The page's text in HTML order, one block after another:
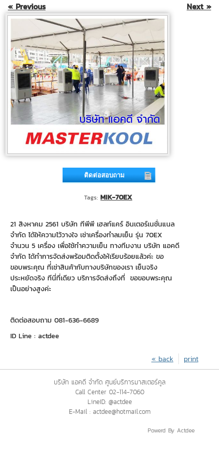
« Previous Next »
Tags: MIK-70EX
21 สิงหาคม 2561 บริษัท ทีพีพี เฮลท์แคร์ อินเตอร์เนชั่นแนล
จำกัด ได้ให้ความไว้วางใจ เช่าเครื่องทำลมเย็น รุ่น 70EX
จำนวน 5 เครื่อง เพื่อใช้ทำความเย็น ทางทีมงาน บริษัท แอคดี
จำกัด ได้ทำการจัดส่งพร้อมติดตั้งให้เรียบร้อยแล้วค่ะ ขอ
ขอบพระคุณ ที่่เช่าสินค้ากับทางบริษัทของเรา เย็นจริง
ประหยัดจริง ทีนี่ที่เดียว บริการจัดส่งถึงที่ ขอขอบพระคุณ
เป็นอย่างสูงค่ะ
ติดต่อสอบถาม 081-636-6689
ID Line : actdee
print
« back
บริษัท แอคดี จำกัด ศูนย์บริการมาสเตอร์คูล
Call Center 02-114-7060
LineID: @actdee
E-Mail : actdee@hotmail.com
Powerd By Actdee